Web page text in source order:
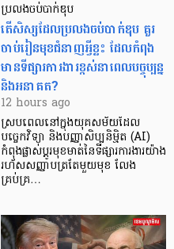
ប្រលងចប់បាក់ឌុប
តើសិស្សដែលប្រលងចប់បាក់ឌុប គួរ
ចាប់រៀនមុខជំនាញអ្វីខ្លះ ដែលកំពុង
មានទីផ្សារការងារខ្ពស់នាពេលបច្ចុប្បន្ន
និងអនាគត?
12 hours ago
ស្របពេលនៅក្នុងយុគសម័យដែល
បច្ចេកវិទ្យា និងបញ្ញាសិប្បនិម្មិត (AI)
កំពុងផ្លាស់ប្តូរមុខមាត់នៃទីផ្សារការងារយ៉ាង
រហ័សសញ្ញាបត្រតែមួយមុខ លែង
គ្រប់គ្រ…